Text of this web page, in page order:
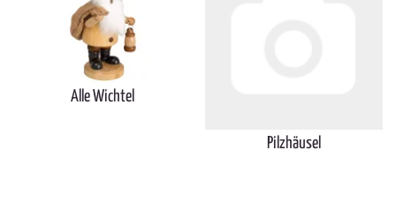
Alle Wichtel
Pilzhäusel